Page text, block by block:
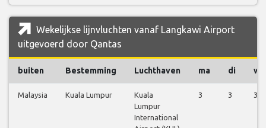
Wekelijkse lijnvluchten vanaf Langkawi Airport
uitgevoerd door Qantas
buiten Bestemming Luchthaven ma di wo
Malaysia Kuala Lumpur
Kuala
Lumpur
International
3 3 3